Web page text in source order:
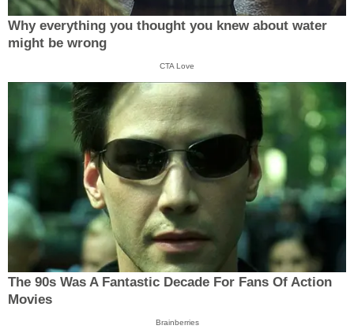
Why everything you thought you knew about water
might be wrong
CTA Love
The 90s Was A Fantastic Decade For Fans Of Action
Movies
Brainberries